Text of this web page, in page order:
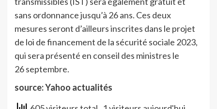
sans ordonnance jusqu’à 26 ans. Ces deux
mesures seront d’ailleurs inscrites dans le projet
de loi de financement de la sécurité sociale 2023,
qui sera présenté en conseil des ministres le
26 septembre.
source: Yahoo actualités